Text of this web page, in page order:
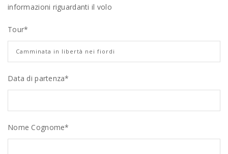
informazioni riguardanti il volo
Tour*
Data di partenza*
Nome Cognome*